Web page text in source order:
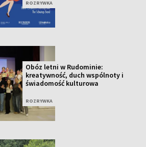
ROZRYWKA
Obóz letni w Rudominie:
kreatywność, duch wspólnoty i
świadomość kulturowa
ROZRYWKA